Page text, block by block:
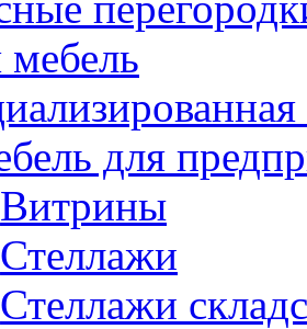
для
Витрины
Стеллажи
Стеллажи